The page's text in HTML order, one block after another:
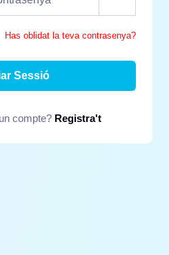
Has oblidat la teva contrasenya?
Sessió
compte? Registra't